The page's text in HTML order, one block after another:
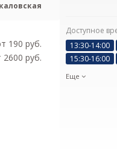
190 pуб.
2600 pуб.
Доступное
13:30-14:00
15:30-16:00
Еще